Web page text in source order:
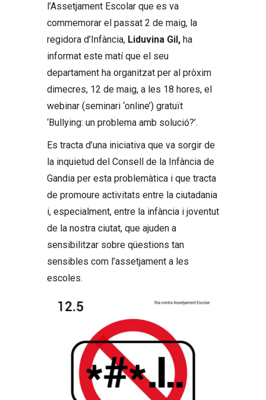
l’Assetjament Escolar que es va
commemorar el passat 2 de maig, la
regidora d’Infància, Liduvina Gil, ha
informat este matí que el seu
departament ha organitzat per al pròxim
dimecres, 12 de maig, a les 18 hores, el
webinar (seminari ‘online’) gratuït
‘Bullying: un problema amb solució?’.
Es tracta d’una iniciativa que va sorgir de
la inquietud del Consell de la Infància de
Gandia per esta problemàtica i que tracta
de promoure activitats entre la ciutadania
i, especialment, entre la infància i joventut
de la nostra ciutat, que ajuden a
sensibilitzar sobre qüestions tan
sensibles com l’assetjament a les
escoles.